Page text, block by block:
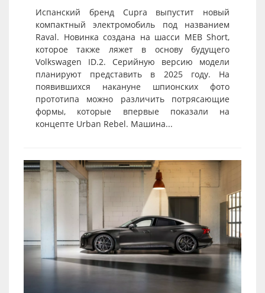
Испанский бренд Cupra выпустит новый
компактный электромобиль под названием
Raval. Новинка создана на шасси MEB Short,
которое также ляжет в основу будущего
Volkswagen ID.2. Серийную версию модели
планируют представить в 2025 году. На
появившихся накануне шпионских фото
прототипа можно различить потрясающие
формы, которые впервые показали на
концепте Urban Rebel. Машина...